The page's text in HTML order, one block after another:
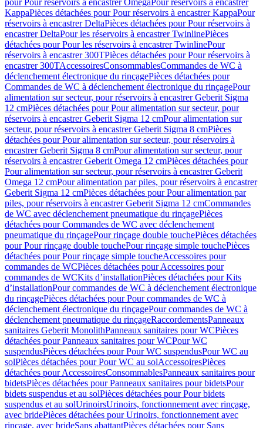
pour Pour réservoirs à encastrer OmegaPour réservoirs à encastrer
KappaPièces détachées pour Pour réservoirs à encastrer KappaPour
réservoirs à encastrer DeltaPièces détachées pour Pour réservoirs à
encastrer DeltaPour les réservoirs à encastrer TwinlinePièces
détachées pour Pour les réservoirs à encastrer TwinlinePour
réservoirs à encastrer 300TPièces détachées pour Pour réservoirs à
encastrer 300TAccessoiresConsommablesCommandes de WC à
déclenchement électronique du rinçagePièces détachées pour
Commandes de WC à déclenchement électronique du rinçagePour
alimentation sur secteur, pour réservoirs à encastrer Geberit Sigma
12 cmPièces détachées pour Pour alimentation sur secteur, pour
réservoirs à encastrer Geberit Sigma 12 cmPour alimentation sur
secteur, pour réservoirs à encastrer Geberit Sigma 8 cmPièces
détachées pour Pour alimentation sur secteur, pour réservoirs à
encastrer Geberit Sigma 8 cmPour alimentation sur secteur, pour
réservoirs à encastrer Geberit Omega 12 cmPièces détachées pour
Pour alimentation sur secteur, pour réservoirs à encastrer Geberit
Omega 12 cmPour alimentation par piles, pour réservoirs à encastrer
Geberit Sigma 12 cmPièces détachées pour Pour alimentation par
piles, pour réservoirs à encastrer Geberit Sigma 12 cmCommandes
de WC avec déclenchement pneumatique du rinçagePièces
détachées pour Commandes de WC avec déclenchement
pneumatique du rinçagePour rinçage double touchePièces détachées
pour Pour rinçage double touchePour rinçage simple touchePièces
détachées pour Pour rinçage simple toucheAccessoires pour
commandes de WCPièces détachées pour Accessoires pour
commandes de WCKits d’installationPièces détachées pour Kits
d’installationPour commandes de WC à déclenchement électronique
du rinçagePièces détachées pour Pour commandes de WC à
déclenchement électronique du rinçagePour commandes de WC à
déclenchement pneumatique du rinçageRaccordementsPanneaux
sanitaires Geberit MonolithPanneaux sanitaires pour WCPièces
détachées pour Panneaux sanitaires pour WCPour WC
suspendusPièces détachées pour Pour WC suspendusPour WC au
solPièces détachées pour Pour WC au solAccessoiresPièces
détachées pour AccessoiresConsommablesPanneaux sanitaires pour
bidetsPièces détachées pour Panneaux sanitaires pour bidetsPour
bidets suspendus et au solPièces détachées pour Pour bidets
suspendus et au solUrinoirsUrinoirs, fonctionnement avec rinçage,
avec bridePièces détachées pour Urinoirs, fonctionnement avec
rinçage, avec brideSans abattantPièces détachées pour Sans